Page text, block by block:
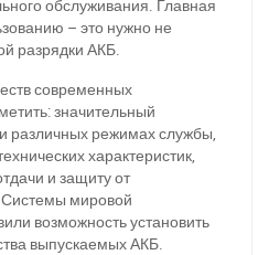
обслуживания. Главная
– это нужно не
разрядки АКБ.
современных
значительный
различных режимах службы,
характеристик,
и защиту от
Системы мировой
возможность установить
выпускаемых АКБ.
пишіть у Viber / Telegram
Написати в Telegram